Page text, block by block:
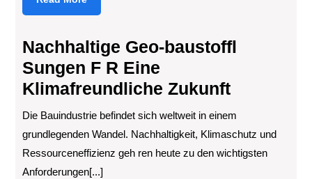
More
Nachhaltige Geo-baustoffl
Sungen F R Eine
Klimafreundliche Zukunft
Die Bauindustrie befindet sich weltweit in einem
grundlegenden Wandel. Nachhaltigkeit, Klimaschutz und
Ressourceneffizienz geh ren heute zu den wichtigsten
Anforderungen[...]